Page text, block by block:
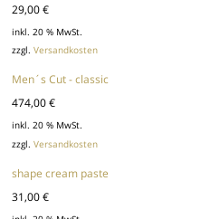
29,00€
inkl. 20 % MwSt.
zzgl.Versandkosten
Men´s Cut - classic
474,00€
inkl. 20 % MwSt.
zzgl.Versandkosten
shape cream paste
31,00€